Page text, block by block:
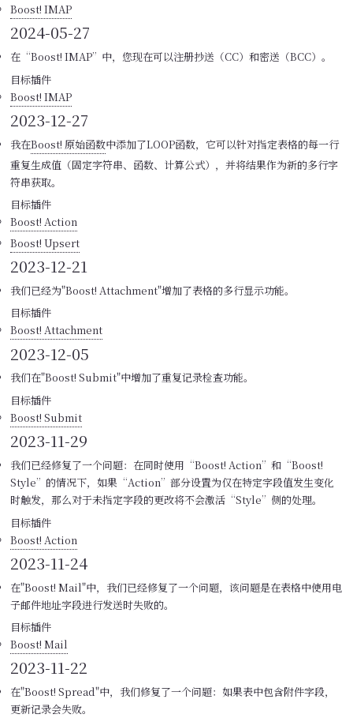
Boost! IMAP
2024-05-27
在“Boost! IMAP”中，您现在可以注册抄送（CC）和密送（BCC）。
目标插件
Boost! IMAP
2023-12-27
我在Boost! 原始函数中添加了LOOP函数，它可以针对指定表格的每一行
重复生成值（固定字符串、函数、计算公式），并将结果作为新的多行字
符串获取。
目标插件
Boost! Action
Boost! Upsert
2023-12-21
我们已经为"Boost! Attachment"增加了表格的多行显示功能。
目标插件
Boost! Attachment
2023-12-05
我们在"Boost! Submit"中增加了重复记录检查功能。
目标插件
Boost! Submit
2023-11-29
我们已经修复了一个问题：在同时使用“Boost! Action”和“Boost!
Style”的情况下，如果“Action”部分设置为仅在特定字段值发生变化
时触发，那么对于未指定字段的更改将不会激活“Style”侧的处理。
目标插件
Boost! Action
2023-11-24
在"Boost! Mail"中，我们已经修复了一个问题，该问题是在表格中使用电
子邮件地址字段进行发送时失败的。
目标插件
Boost! Mail
2023-11-22
在"Boost! Spread"中，我们修复了一个问题：如果表中包含附件字段，
更新记录会失败。